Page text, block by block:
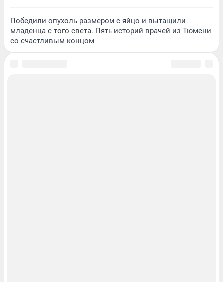
Победили опухоль размером с яйцо и вытащили
младенца с того света. Пять историй врачей из Тюмени
со счастливым концом